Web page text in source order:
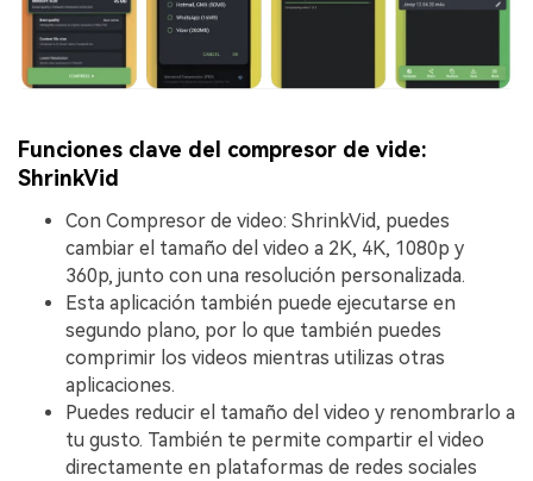
Funciones clave del compresor de vide:
ShrinkVid
Con Compresor de video: ShrinkVid, puedes
cambiar el tamaño del video a 2K, 4K, 1080p y
360p, junto con una resolución personalizada.
Esta aplicación también puede ejecutarse en
segundo plano, por lo que también puedes
comprimir los videos mientras utilizas otras
aplicaciones.
Puedes reducir el tamaño del video y renombrarlo a
tu gusto. También te permite compartir el video
directamente en plataformas de redes sociales